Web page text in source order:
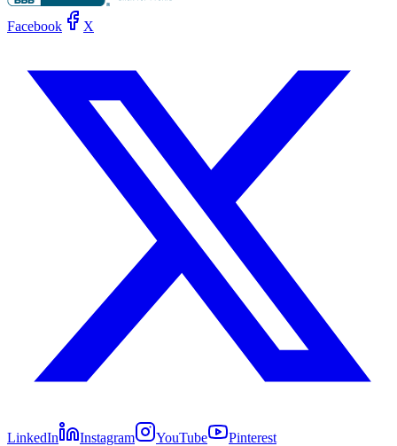
Facebook X
LinkedIn Instagram YouTube Pinterest